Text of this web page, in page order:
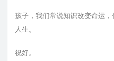
孩子，我们常说知识改变命运
人生。
祝好。